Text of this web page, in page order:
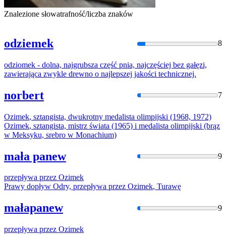
Znalezione słowatrafność/liczba znaków
odziemek 8
odziomek - dolna, najgrubsza część pnia, najczęściej bez gałęzi,
zawierająca zwykle drewno o najlepszej jakości technicznej.
norbert 7
Ozimek, sztangista, dwukrotny medalista olimpijski (1968, 1972)
Ozimek, sztangista, mistrz świata (1965) i medalista olimpijski (brąz
w Meksyku, srebro w Monachium)
mała panew 9
przepływa przez Ozimek
Prawy dopływ Odry, przepływa przez Ozimek, Turawę
małapanew 9
przepływa przez Ozimek